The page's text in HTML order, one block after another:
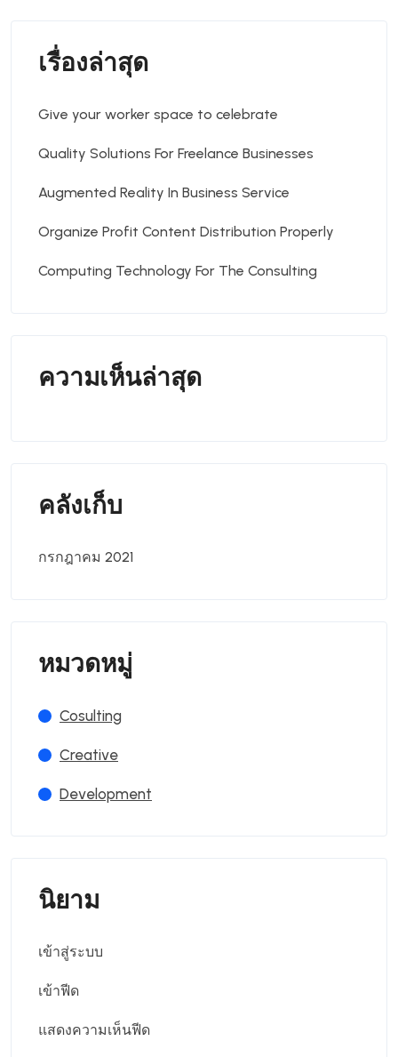
เรื่องล่าสุด
Give your worker space to celebrate
Quality Solutions For Freelance Businesses
Augmented Reality In Business Service
Organize Profit Content Distribution Properly
Computing Technology For The Consulting
ความเห็นล่าสุด
คลังเก็บ
กรกฎาคม 2021
หมวดหมู่
Cosulting
Creative
Development
นิยาม
เข้าสู่ระบบ
เข้าฟีด
แสดงความเห็นฟีด